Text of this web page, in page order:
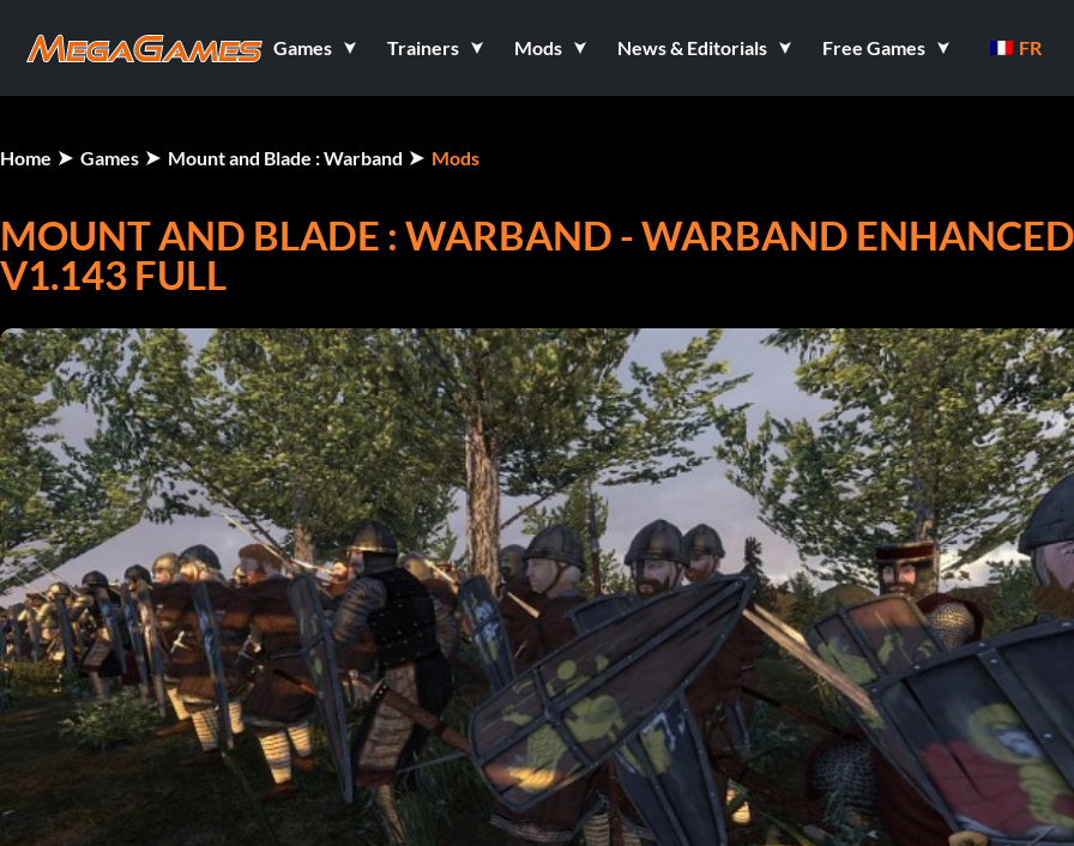
Games Trainers Mods News & Editorials Free Games FR
Home Games Mount and Blade : Warband Mods
MOUNT AND BLADE : WARBAND - WARBAND ENHANCED
V1.143 FULL